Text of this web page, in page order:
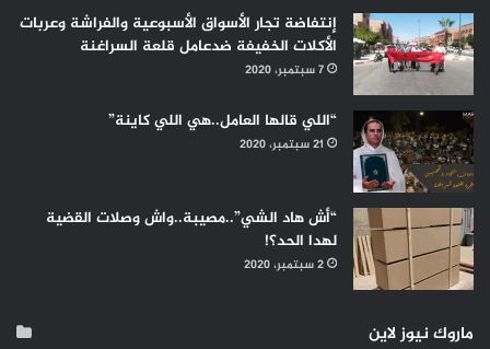
إنتفاضة تجار الأسواق الأسبوعية والفراشة وعربات
الأكلات الخفيفة ضدعامل قلعة السراغنة
7 سبتمبر، 2020
“اللي قالها العامل..هي اللي كاينة”
21 سبتمبر، 2020
“أش هاد الشي”..مصيبة..واش وصلات القضية
لهدا الحد؟!
2 سبتمبر، 2020
ماروك نيوز لاين